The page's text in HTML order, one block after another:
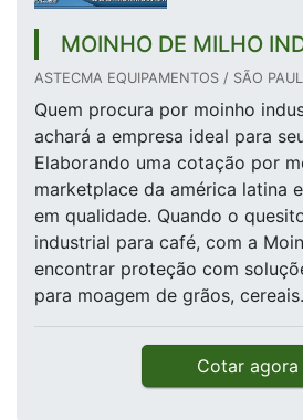
MOINHO DE MILHO
ASTECMA EQUIPAMENTOS / SÃO
Quem procura por moinho
achará a empresa ideal para
Elaborando uma cotação por
marketplace da américa latina
em qualidade. Quando o
industrial para café, com a
encontrar proteção com
para moagem de grãos,
Cotar agora